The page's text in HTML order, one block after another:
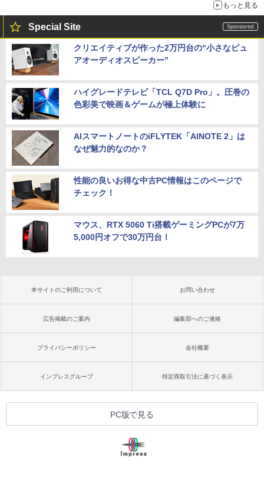
もっと見る
Special Site
クリエイティブが作った2万円台の“小さなピュ
アオーディオスピーカー”
ハイグレードテレビ「TCL Q7D Pro」。圧巻の
色彩美で映画＆ゲームが極上体験に
AIスマートノートのiFLYTEK「AINOTE 2」は
なぜ魅力的なのか？
性能の良いお得な中古PC情報はこのページで
チェック！
マウス、RTX 5060 Ti搭載ゲーミングPCが7万
5,000円オフで30万円台！
本サイトのご利用について お問い合わせ
広告掲載のご案内 編集部へのご連絡
プライバシーポリシー 会社概要
インプレスグループ 特定商取引法に基づく表示
PC版で見る